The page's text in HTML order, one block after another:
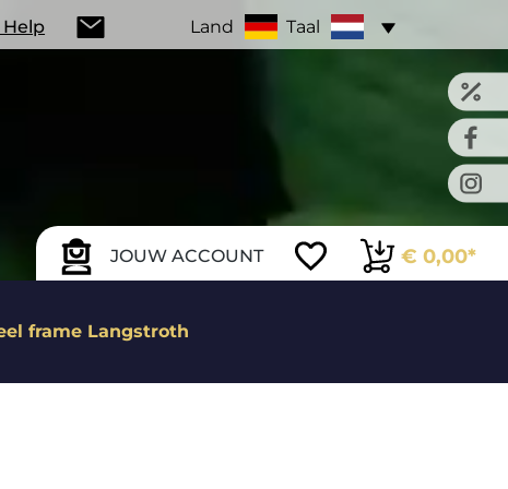
Help Land Taal
JOUW ACCOUNT € 0,00*
frame Langstroth